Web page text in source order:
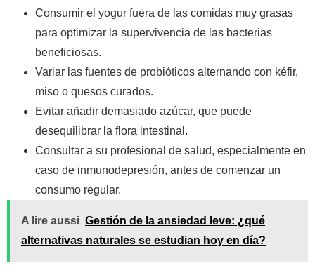
Consumir el yogur fuera de las comidas muy grasas
para optimizar la supervivencia de las bacterias
beneficiosas.
Variar las fuentes de probióticos alternando con kéfir,
miso o quesos curados.
Evitar añadir demasiado azúcar, que puede
desequilibrar la flora intestinal.
Consultar a su profesional de salud, especialmente en
caso de inmunodepresión, antes de comenzar un
consumo regular.
A lire aussi Gestión de la ansiedad leve: ¿qué
alternativas naturales se estudian hoy en día?